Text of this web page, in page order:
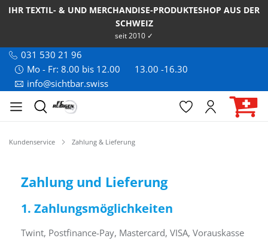
IHR TEXTIL- & UND MERCHANDISE-PRODUKTESHOP AUS DER
SCHWEIZ
seit 2010 ✓
031 530 21 96
Mo - Fr: 8.00 bis 12.00
13.00 -16.30
info@sichtbar.swiss
Kundenservice Zahlung & Lieferung
Zahlung und Lieferung
1. Zahlungsmöglichkeiten
Twint, Postfinance-Pay, Mastercard, VISA, Vorauskasse